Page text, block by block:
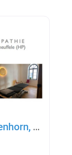
Praxis f. Osteopathie Weißenhorn, HP Mirjam Scheuffele